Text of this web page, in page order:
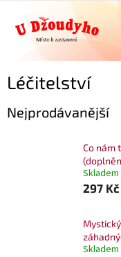
obsah
Léčitelství
Nejprodávanější
Co nám
Skladem
297 Kč
Skladem